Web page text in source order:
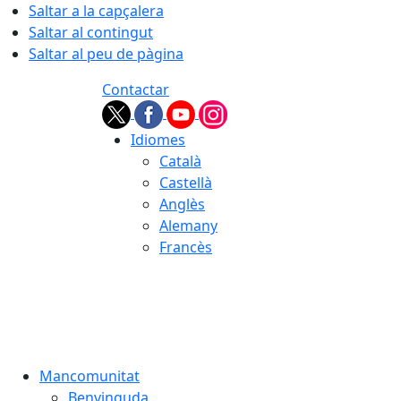
Saltar a la capçalera
Saltar al contingut
Saltar al peu de pàgina
Contactar
Idiomes
Català
Castellà
Anglès
Alemany
Francès
Mancomunitat